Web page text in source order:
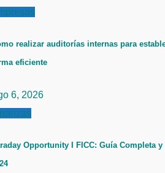
realizar auditorías internas para
eficiente
6, 2026
Opportunity I FICC: Guía Completa